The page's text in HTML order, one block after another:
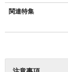
関連特集